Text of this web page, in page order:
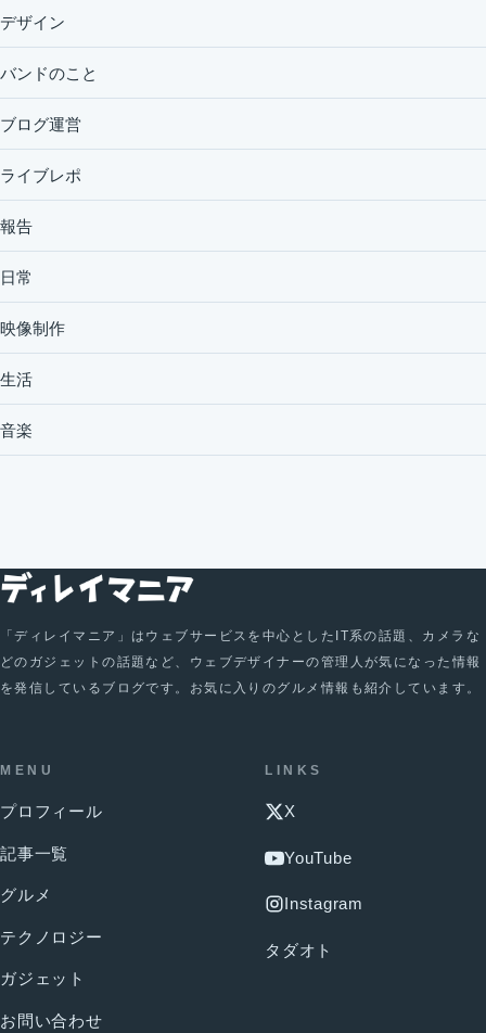
デザイン
バンドのこと
ブログ運営
ライブレポ
報告
日常
映像制作
生活
音楽
「ディレイマニア」はウェブサービスを中心としたIT系の話題、カメラな
どのガジェットの話題など、ウェブデザイナーの管理人が気になった情報
を発信しているブログです。お気に入りのグルメ情報も紹介しています。
MENU
プロフィール
記事一覧
グルメ
テクノロジー
ガジェット
お問い合わせ
LINKS
X
YouTube
Instagram
タダオト